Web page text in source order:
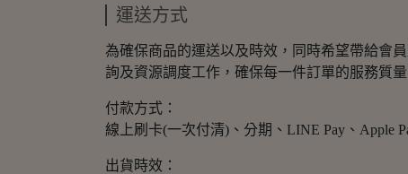
運送方式
為確保商品的運送以及時效，同時希望帶給會
詢及資源調度工作，確保每一件訂單的服務質量
付款方式：
線上刷卡(一次付清)、分期、LINE Pay、Apple
出貨時效：